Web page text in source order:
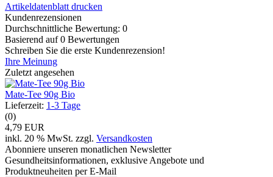
Artikeldatenblatt drucken
Kundenrezensionen
Durchschnittliche Bewertung: 0
Basierend auf 0 Bewertungen
Schreiben Sie die erste Kundenrezension!
Ihre Meinung
Zuletzt angesehen
Mate-Tee 90g Bio
Lieferzeit: 1-3 Tage
(0)
4,79 EUR
inkl. 20 % MwSt. zzgl. Versandkosten
Abonniere unseren monatlichen Newsletter
Gesundheitsinformationen, exklusive Angebote und
Produktneuheiten per E-Mail